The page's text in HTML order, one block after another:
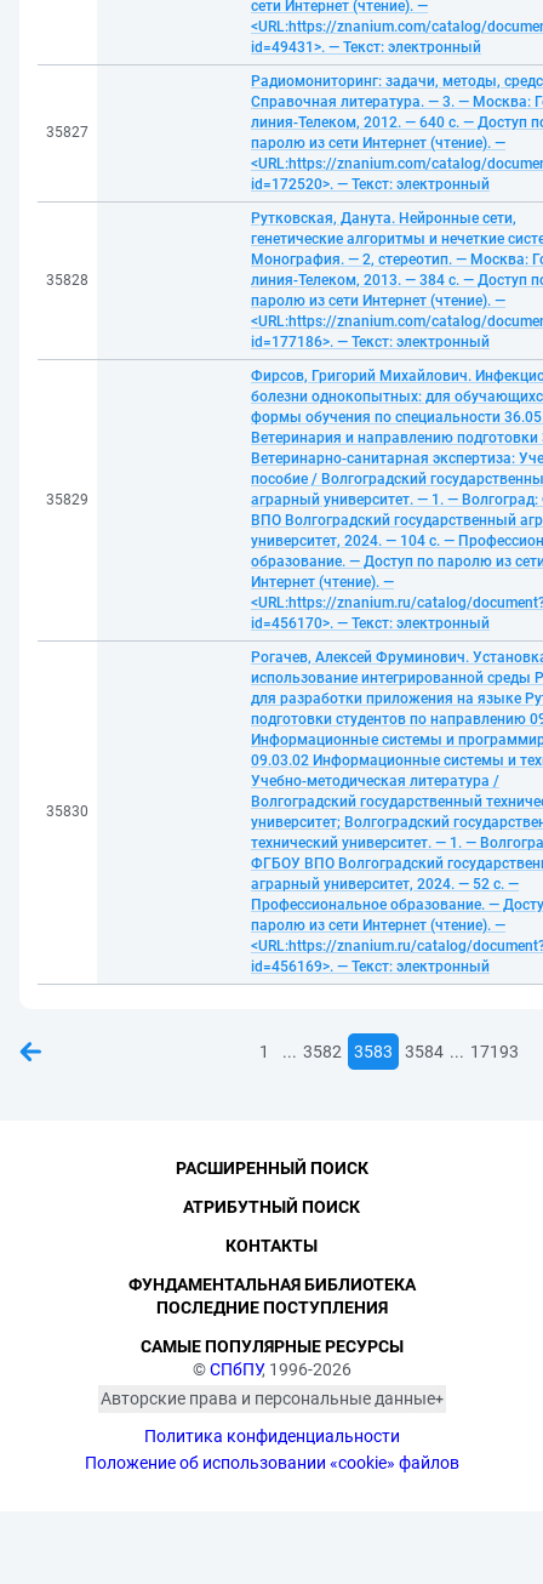
сети Интернет (чтение). —
<URL:https://znanium.com/catalog/
id=49431>. — Текст: электронный
35827
Радиомониторинг: задачи, методы,
Справочная литература. — 3. — Москва:
линия-Телеком, 2012. — 640 с. — Доступ
паролю из сети Интернет (чтение). —
<URL:https://znanium.com/catalog/
id=172520>. — Текст: электронный
35828
Рутковская, Данута. Нейронные сети,
генетические алгоритмы и нечеткие
Монография. — 2, стереотип. — Москва:
линия-Телеком, 2013. — 384 с. — Доступ
паролю из сети Интернет (чтение). —
<URL:https://znanium.com/catalog/
id=177186>. — Текст: электронный
35829
Фирсов, Григорий Михайлович.
болезни однокопытных: для
формы обучения по специальности
Ветеринария и направлению подготовки
Ветеринарно-санитарная экспертиза:
пособие / Волгоградский
аграрный университет. — 1. —
ВПО Волгоградский государственный
университет, 2024. — 104 с. —
образование. — Доступ по паролю из
Интернет (чтение). —
<URL:https://znanium.ru/catalog/
id=456170>. — Текст: электронный
35830
Рогачев, Алексей Фруминович.
использование интегрированной среды
для разработки приложения на языке
подготовки студентов по направлению
Информационные системы и
09.03.02 Информационные системы и
Учебно-методическая литература /
Волгоградский государственный
университет; Волгоградский
технический университет. — 1. —
ФГБОУ ВПО Волгоградский
аграрный университет, 2024. — 52 с. —
Профессиональное образование. —
паролю из сети Интернет (чтение). —
<URL:https://znanium.ru/catalog/
id=456169>. — Текст: электронный
1 ... 3582 3583 3584 ... 17193
©СПбПУ, 1996-2026
Авторские права и персональные данные
изображённых лиц в соответствии
с требованиями законодательства
Политика конфиденциальности
Положение об использовании «cookie» файлов
РАСШИРЕННЫЙ ПОИСК
АТРИБУТНЫЙ ПОИСК
КОНТАКТЫ
ФУНДАМЕНТАЛЬНАЯ БИБЛИОТЕКА
ПОСЛЕДНИЕ ПОСТУПЛЕНИЯ
САМЫЕ ПОПУЛЯРНЫЕ РЕСУРСЫ